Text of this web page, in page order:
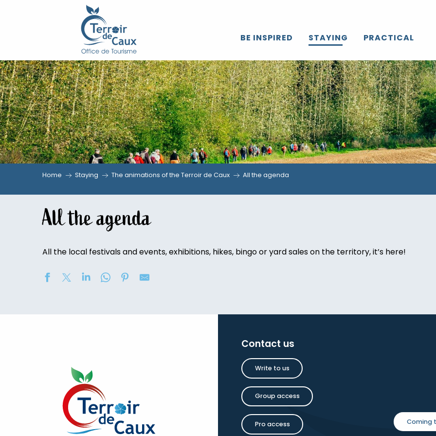
BE INSPIRED STAYING PRACTICAL
Home Staying The animations of the Terroir de Caux All the agenda
All the agenda
All the local festivals and events, exhibitions, hikes, bingo or yard sales on the territory, it’s here!
Exposition de peinture : Elisabeth Haloo Joye et Françoise Dauchot
Exposition de peinture - Karine Duriez
Exposition : Bénédicte, Cédric & René Vardon
[Exposition] Peinture comme photo, photo comme peinture
Stage de natation 2026
Visite guidée du château de Bosmelet
Exposition : au jardin potager
Contact us
Write to us
Group access
Pro access Coming